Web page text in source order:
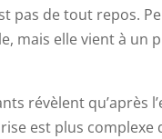
pas de tout repos.
mais elle vient à
révèlent
est plus